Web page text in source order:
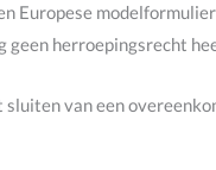
Europese
geen herroepingsrecht
van een